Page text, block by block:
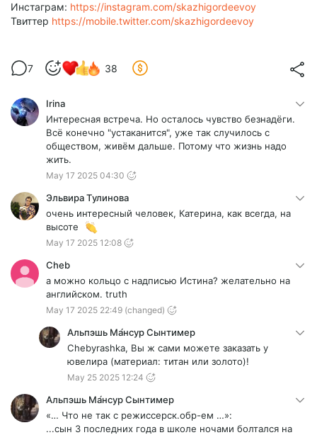
Инстаграм: https://instagram.com/skazhigordeevoy
Твиттер https://mobile.twitter.com/skazhigordeevoy
7 38
Irina
Интересная встреча. Но осталось чувство безнадёги.
Всё конечно "устаканится", уже так случилось с
обществом, живём дальше. Потому что жизнь надо
жить.
May 17 2025 04:30
Эльвира Тулинова
очень интересный человек, Катерина, как всегда, на
высоте
May 17 2025 12:08
Cheb
а можно кольцо с надписью Истина? желательно на
английском. truth
May 17 2025 22:49 (changed)
Альпэшь Ма́нсур Сынтимер
Chebyrashka, Вы ж сами можете заказать у
ювелира (материал: титан или золото)!
May 25 2025 12:24
Альпэшь Ма́нсур Сынтимер
«… Что не так с режиссерск.обр-ем …»:
...сын 3 последних года в школе ночами болтался на